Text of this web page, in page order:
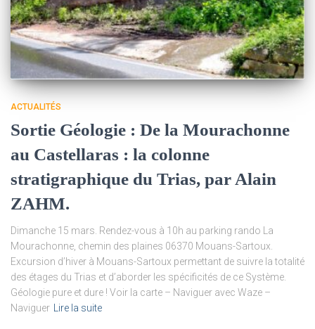
ACTUALITÉS
Sortie Géologie : De la Mourachonne
au Castellaras : la colonne
stratigraphique du Trias, par Alain
ZAHM.
Dimanche 15 mars. Rendez-vous à 10h au parking rando La
Mourachonne, chemin des plaines 06370 Mouans-Sartoux.
Excursion d’hiver à Mouans-Sartoux permettant de suivre la totalité
des étages du Trias et d’aborder les spécificités de ce Système.
Géologie pure et dure ! Voir la carte – Naviguer avec Waze –
Naviguer
Lire la suite